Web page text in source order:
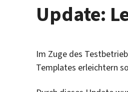
Update:
Im Zuge des
Templates erleichtern